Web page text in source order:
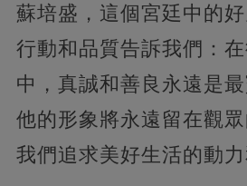
蘇培盛，這個宮廷中的
行動和品質告訴我們：
中，真誠和善良永遠是最
他的形象將永遠留在觀
我們追求美好生活的動力